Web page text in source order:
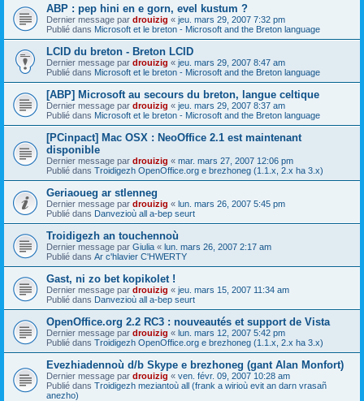
ABP : pep hini en e gorn, evel kustum ?
Dernier message par drouizig « jeu. mars 29, 2007 7:32 pm
Publié dans Microsoft et le breton - Microsoft and the Breton language
LCID du breton - Breton LCID
Dernier message par drouizig « jeu. mars 29, 2007 8:47 am
Publié dans Microsoft et le breton - Microsoft and the Breton language
[ABP] Microsoft au secours du breton, langue celtique
Dernier message par drouizig « jeu. mars 29, 2007 8:37 am
Publié dans Microsoft et le breton - Microsoft and the Breton language
[PCinpact] Mac OSX : NeoOffice 2.1 est maintenant
disponible
Dernier message par drouizig « mar. mars 27, 2007 12:06 pm
Publié dans Troidigezh OpenOffice.org e brezhoneg (1.1.x, 2.x ha 3.x)
Geriaoueg ar stlenneg
Dernier message par drouizig « lun. mars 26, 2007 5:45 pm
Publié dans Danvezioù all a-bep seurt
Troidigezh an touchennoù
Dernier message par Giulia « lun. mars 26, 2007 2:17 am
Publié dans Ar c'hlavier C'HWERTY
Gast, ni zo bet kopikolet !
Dernier message par drouizig « jeu. mars 15, 2007 11:34 am
Publié dans Danvezioù all a-bep seurt
OpenOffice.org 2.2 RC3 : nouveautés et support de Vista
Dernier message par drouizig « lun. mars 12, 2007 5:42 pm
Publié dans Troidigezh OpenOffice.org e brezhoneg (1.1.x, 2.x ha 3.x)
Evezhiadennoù d/b Skype e brezhoneg (gant Alan Monfort)
Dernier message par drouizig « ven. févr. 09, 2007 10:28 am
Publié dans Troidigezh meziantoù all (frank a wirioù evit an darn vrasañ
anezho)